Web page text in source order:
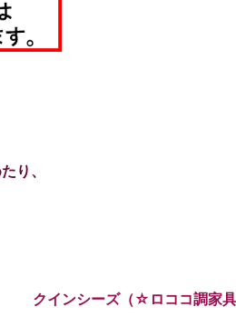
り、
クインシーズ（☆ロココ調家